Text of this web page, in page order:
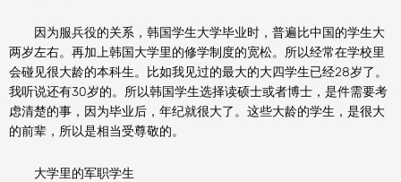
因为服兵役的关系，韩国学生大学毕业时，普遍比中国的学生大
两岁左右。再加上韩国大学里的修学制度的宽松。所以经常在学校里
会碰见很大龄的本科生。比如我见过的最大的大四学生已经28岁了。
我听说还有30岁的。所以韩国学生选择读硕士或者博士，是件需要考
虑清楚的事，因为毕业后，年纪就很大了。这些大龄的学生，是很大
的前辈，所以是相当受尊敬的。
大学里的军职学生